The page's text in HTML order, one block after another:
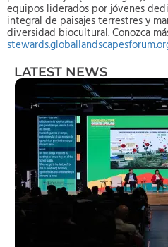
equipos liderados por jóvenes
integral de paisajes terrestres y
diversidad biocultural. Conozca
LATEST NEWS